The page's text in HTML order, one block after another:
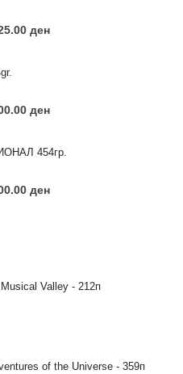
ден
ден
454гр.
ден
Valley - 212п
of the Universe - 359п